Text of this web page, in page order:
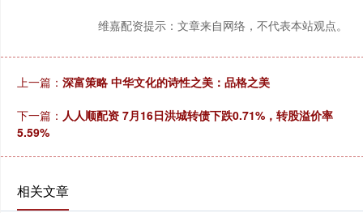
维嘉配资提示：文章来自网络，不代表本站观点。
上一篇： 深富策略 中华文化的诗性之美：品格之美
下一篇： 人人顺配资 7月16日洪城转债下跌0.71%，转股溢价率
5.59%
相关文章